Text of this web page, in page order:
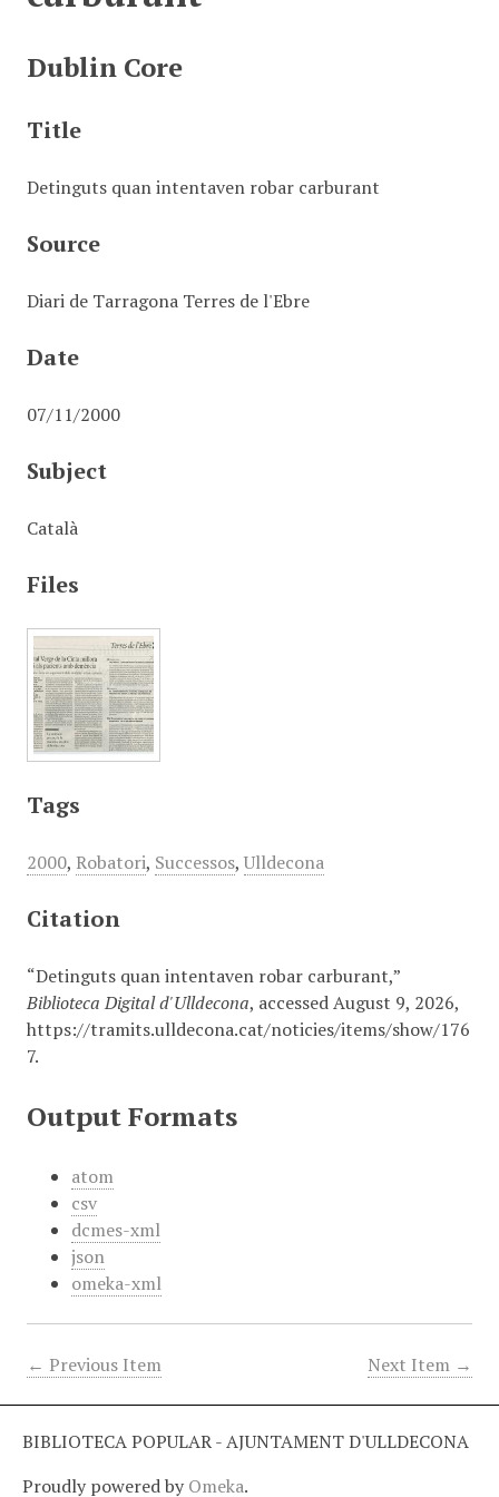
Dublin Core
Title
Detinguts quan intentaven robar carburant
Source
Diari de Tarragona Terres de l'Ebre
Date
07/11/2000
Subject
Català
Files
Tags
2000, Robatori, Successos, Ulldecona
Citation
“Detinguts quan intentaven robar carburant,”
Biblioteca Digital d'Ulldecona, accessed August 9, 2026,
https://tramits.ulldecona.cat/noticies/items/show/176
7.
Output Formats
atom
csv
dcmes-xml
json
omeka-xml
← Previous Item Next Item →
BIBLIOTECA POPULAR - AJUNTAMENT D'ULLDECONA
Proudly powered by Omeka.